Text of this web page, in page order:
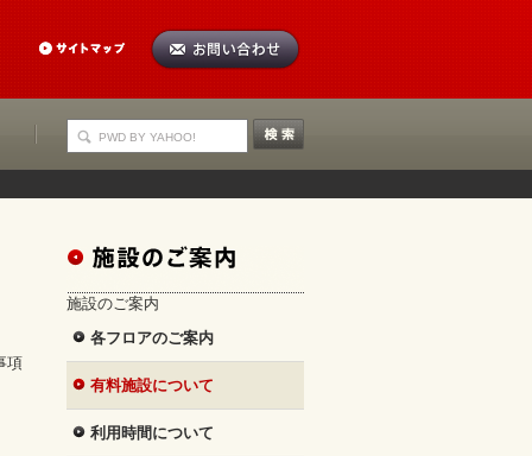
項
施設のご案内
各フロアのご案内
有料施設について
利用時間について